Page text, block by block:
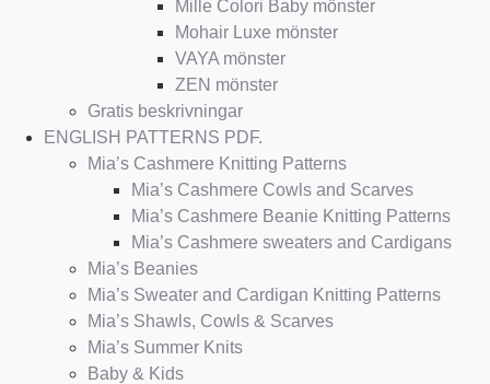
Mille Colori Baby mönster
Mohair Luxe mönster
VAYA mönster
ZEN mönster
Gratis beskrivningar
ENGLISH PATTERNS PDF.
Mia’s Cashmere Knitting Patterns
Mia’s Cashmere Cowls and Scarves
Mia’s Cashmere Beanie Knitting Patterns
Mia’s Cashmere sweaters and Cardigans
Mia’s Beanies
Mia’s Sweater and Cardigan Knitting Patterns
Mia’s Shawls, Cowls & Scarves
Mia’s Summer Knits
Baby & Kids